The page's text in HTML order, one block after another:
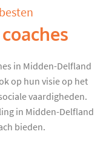
in Midden-Delfland
op hun visie op het
vaardigheden.
in Midden-Delfland
bieden.